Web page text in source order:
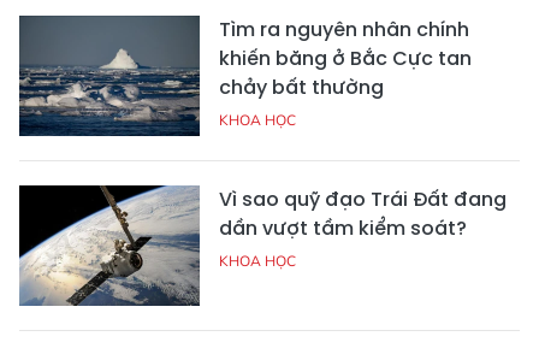
Tìm ra nguyên nhân chính
khiến băng ở Bắc Cực tan
chảy bất thường
KHOA HỌC
Vì sao quỹ đạo Trái Đất đang
dần vượt tầm kiểm soát?
KHOA HỌC